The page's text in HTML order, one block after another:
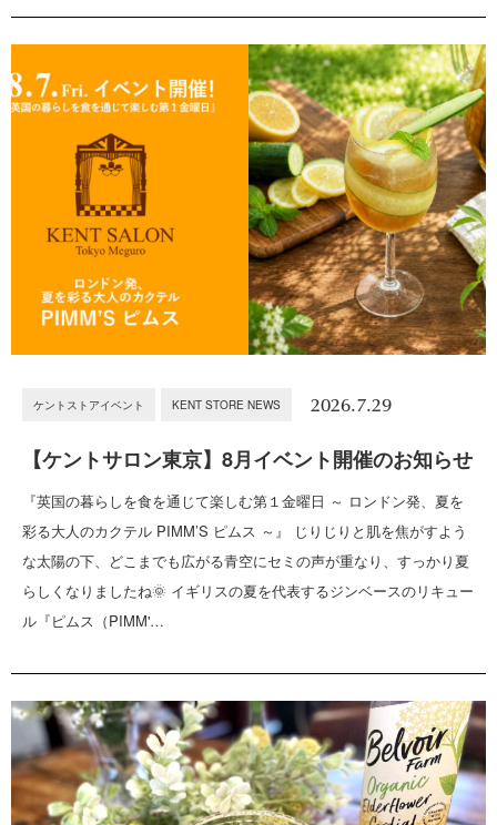
ケントストアイベント KENT STORE NEWS 2026.7.29
【ケントサロン東京】8月イベント開催のお知らせ
『英国の暮らしを食を通じて楽しむ第１金曜日 ～ ロンドン発、夏を
彩る大人のカクテル PIMM’S ピムス ～』 じりじりと肌を焦がすよう
な太陽の下、どこまでも広がる青空にセミの声が重なり、すっかり夏
らしくなりましたね🌞 イギリスの夏を代表するジンベースのリキュー
ル『ピムス（PIMM'…